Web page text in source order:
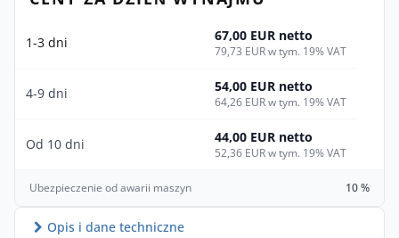
1-3 dni 67,00 EUR netto
79,73 EUR w tym. 19% VAT
4-9 dni 54,00 EUR netto
64,26 EUR w tym. 19% VAT
Od 10 dni 44,00 EUR netto
52,36 EUR w tym. 19% VAT
Ubezpieczenie od awarii maszyn 10 %
Opis i dane techniczne